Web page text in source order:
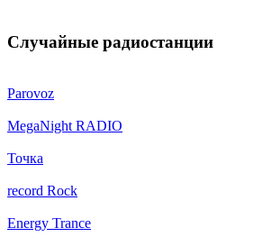
Случайные радиостанции
Parovoz
MegaNight RADIO
Точка
record Rock
Energy Trance